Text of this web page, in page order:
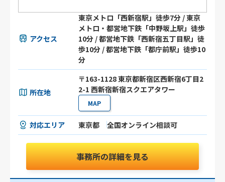
アクセス
東京メトロ「西新宿駅」徒歩7分 / 東京
メトロ・都営地下鉄「中野坂上駅」徒歩
10分 / 都営地下鉄「西新宿五丁目駅」徒
歩10分 / 都営地下鉄「都庁前駅」徒歩10
分
所在地
〒163-1128 東京都新宿区西新宿6丁目2
2-1 西新宿新宿スクエアタワー
MAP
対応エリア 東京都 全国オンライン相談可
事務所の詳細を見る